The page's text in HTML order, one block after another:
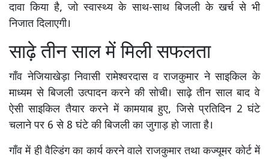
दावा किया है, जो स्वास्थ्य के साथ-साथ बिजली के खर्च से भी
निजात दिलाएगी।
साढ़े तीन साल में मिली सफलता
गाँव नेजियाखेड़ा निवासी रामेश्वरदास व राजकुमार ने साइकिल के
माध्यम से बिजली उत्पादन करने की सोची। साढ़े तीन साल बाद वे
ऐसी साइकिल तैयार करने में कामयाब हुए, जिसे प्रतिदिन 2 घंटे
चलाने पर 6 से 8 घंटे की बिजली का जुगाड़ हो जाता है।
गाँव में ही वैल्डिंग का कार्य करने वाले राजकुमार तथा कज्यूमर कोर्ट में